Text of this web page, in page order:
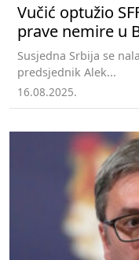
Vučić optužio
prave nemire u
Susjedna Srbija se
predsjednik Alek...
16.08.2025.